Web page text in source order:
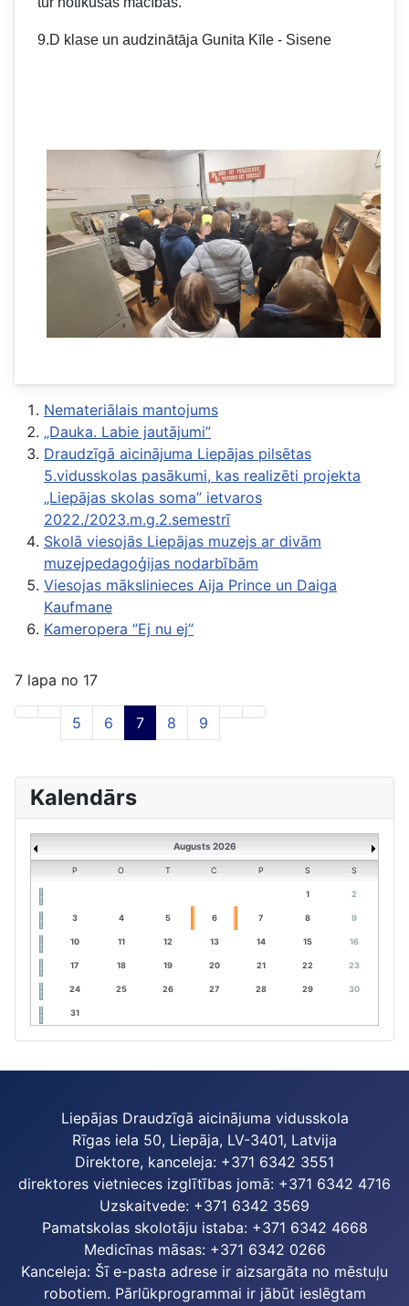
9.D klase un audzinātāja Gunita Kīle - Sisene
Nemateriālais mantojums
„Dauka. Labie jautājumi”
Draudzīgā aicinājuma Liepājas pilsētas
5.vidusskolas pasākumi, kas realizēti projekta
„Liepājas skolas soma’’ ietvaros
2022./2023.m.g.2.semestrī
Skolā viesojās Liepājas muzejs ar divām
muzejpedagoģijas nodarbībām
Viesojas mākslinieces Aija Prince un Daiga
Kaufmane
Kameropera ‘’Ej nu ej’’
7 lapa no 17
5 6 7 8 9
Kalendārs
Augusts 2026
P O T C P S S
1 2
3 4 5 6 7 8 9
10 11 12 13 14 15 16
17 18 19 20 21 22 23
24 25 26 27 28 29 30
31
Liepājas Draudzīgā aicinājuma vidusskola
Rīgas iela 50, Liepāja, LV-3401, Latvija
Direktore, kanceleja: +371 6342 3551
direktores vietnieces izglītības jomā: +371 6342 4716
Uzskaitvede: +371 6342 3569
Pamatskolas skolotāju istaba: +371 6342 4668
Medicīnas māsas: +371 6342 0266
Kanceleja: Šī e-pasta adrese ir aizsargāta no mēstuļu
robotiem. Pārlūkprogrammai ir jābūt ieslēgtam